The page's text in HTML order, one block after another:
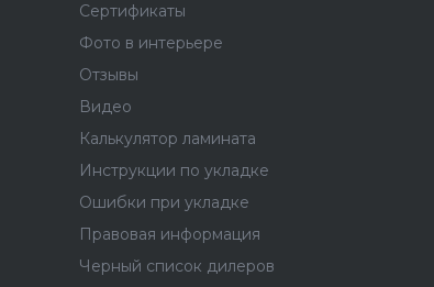
Сертификаты
Фото в интерьере
Отзывы
Видео
Калькулятор ламината
Инструкции по укладке
Ошибки при укладке
Правовая информация
Черный список дилеров